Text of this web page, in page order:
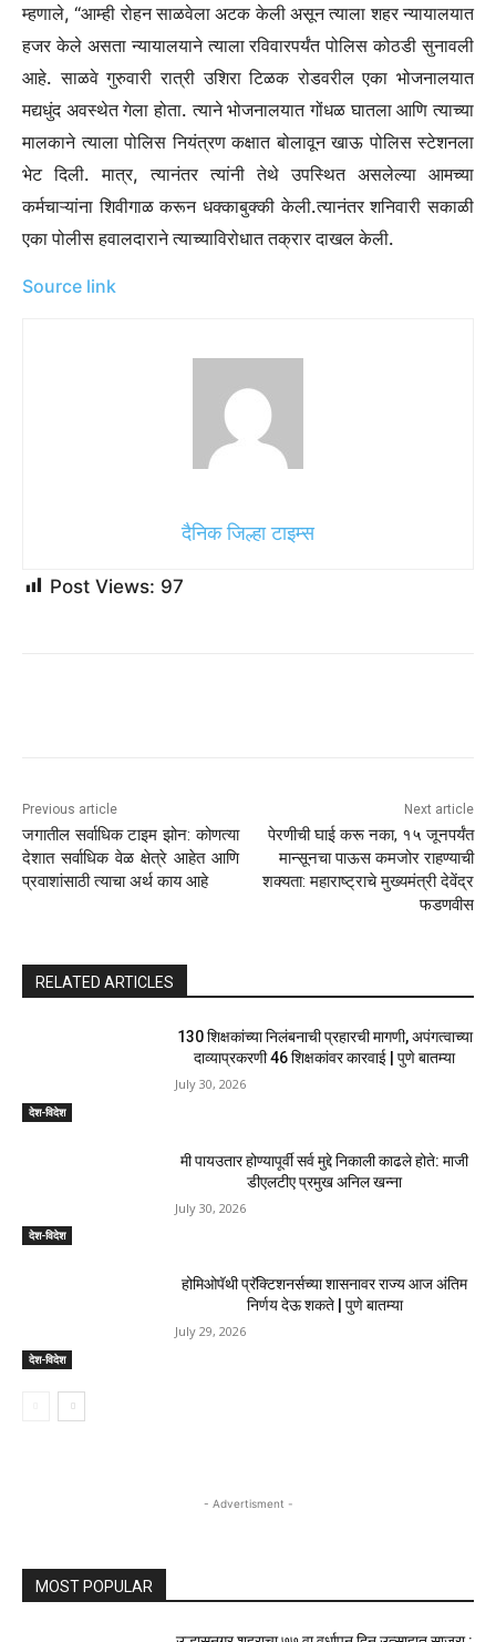
म्हणाले, “आम्ही रोहन साळवेला अटक केली असून त्याला शहर न्यायालयात
हजर केले असता न्यायालयाने त्याला रविवारपर्यंत पोलिस कोठडी सुनावली
आहे. साळवे गुरुवारी रात्री उशिरा टिळक रोडवरील एका भोजनालयात
मद्यधुंद अवस्थेत गेला होता. त्याने भोजनालयात गोंधळ घातला आणि त्याच्या
मालकाने त्याला पोलिस नियंत्रण कक्षात बोलावून खाऊ पोलिस स्टेशनला
भेट दिली. मात्र, त्यानंतर त्यांनी तेथे उपस्थित असलेल्या आमच्या
कर्मचाऱ्यांना शिवीगाळ करून धक्काबुक्की केली.त्यानंतर शनिवारी सकाळी
एका पोलीस हवालदाराने त्याच्याविरोधात तक्रार दाखल केली.
Source link
दैनिक जिल्हा टाइम्स
Post Views: 97
Previous article
जगातील सर्वाधिक टाइम झोन: कोणत्या
देशात सर्वाधिक वेळ क्षेत्रे आहेत आणि
प्रवाशांसाठी त्याचा अर्थ काय आहे
Next article
पेरणीची घाई करू नका, १५ जूनपर्यंत
मान्सूनचा पाऊस कमजोर राहण्याची
शक्यता: महाराष्ट्राचे मुख्यमंत्री देवेंद्र
फडणवीस
RELATED ARTICLES
देश-विदेश
130 शिक्षकांच्या निलंबनाची प्रहारची मागणी, अपंगत्वाच्या
दाव्याप्रकरणी 46 शिक्षकांवर कारवाई | पुणे बातम्या
July 30, 2026
देश-विदेश
मी पायउतार होण्यापूर्वी सर्व मुद्दे निकाली काढले होते: माजी
डीएलटीए प्रमुख अनिल खन्ना
July 30, 2026
देश-विदेश
होमिओपॅथी प्रॅक्टिशनर्सच्या शासनावर राज्य आज अंतिम
निर्णय देऊ शकते | पुणे बातम्या
July 29, 2026
- Advertisment -
MOST POPULAR